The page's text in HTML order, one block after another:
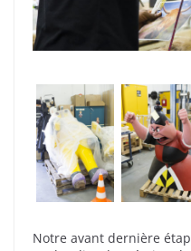
Notre avant dernière